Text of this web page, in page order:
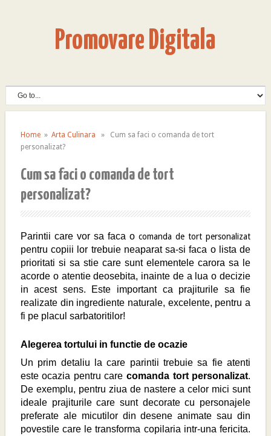
Promovare Digitala
Home» Arta Culinara » Cum sa faci o comanda de tort
personalizat?
Cum sa faci o comanda de tort
personalizat?
Parintii care vor sa faca ocomanda de tort personalizat
pentru copiii lor trebuie neaparat sa-si faca o lista de
prioritati si sa stie care sunt elementele carora sa le
acorde o atentie deosebita, inainte de a lua o decizie
in acest sens. Este important ca prajiturile sa fie
realizate din ingrediente naturale, excelente, pentru a
fi pe placul sarbatoritilor!
Alegerea tortului in functie de ocazie
Un prim detaliu la care parintii trebuie sa fie atenti
este ocazia pentru carecomanda tort personalizat.
De exemplu, pentru ziua de nastere a celor mici sunt
ideale prajiturile care sunt decorate cu personajele
preferate ale micutilor din desene animate sau din
povestile care le transforma copilaria intr-una fericita.